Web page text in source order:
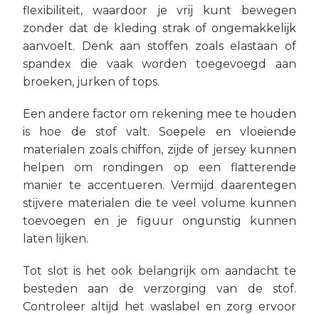
flexibiliteit, waardoor je vrij kunt bewegen
zonder dat de kleding strak of ongemakkelijk
aanvoelt. Denk aan stoffen zoals elastaan of
spandex die vaak worden toegevoegd aan
broeken, jurken of tops.
Een andere factor om rekening mee te houden
is hoe de stof valt. Soepele en vloeiende
materialen zoals chiffon, zijde of jersey kunnen
helpen om rondingen op een flatterende
manier te accentueren. Vermijd daarentegen
stijvere materialen die te veel volume kunnen
toevoegen en je figuur ongunstig kunnen
laten lijken.
Tot slot is het ook belangrijk om aandacht te
besteden aan de verzorging van de stof.
Controleer altijd het waslabel en zorg ervoor